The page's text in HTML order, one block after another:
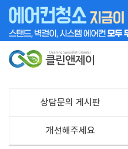
상담문의 게시판
개선해주세요